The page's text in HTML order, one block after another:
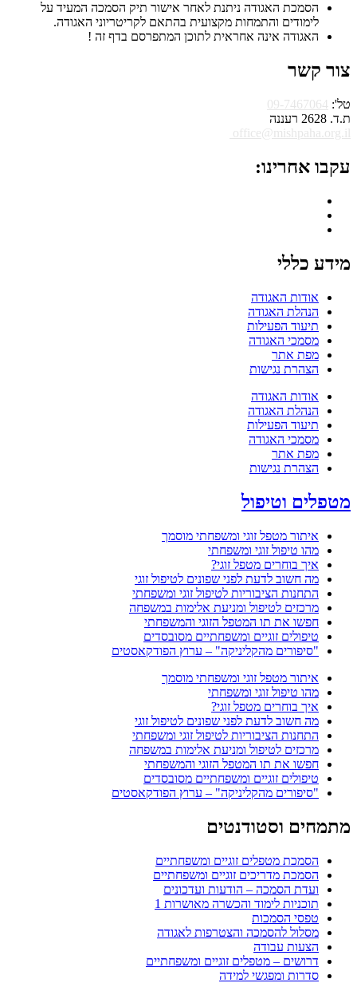
הסמכת האגודה ניתנת לאחר אישור תיק הסמכה המעיד על
לימודים והתמחות מקצועית בהתאם לקריטריוני האגודה.
האגודה אינה אחראית לתוכן המתפרסם בדף זה !
צור קשר
טל': 09-7467064
ת.ד. 2628 רעננה
office@mishpaha.org.il
עקבו אחרינו:
מידע כללי
אודות האגודה
הנהלת האגודה
תיעוד הפעילות
מסמכי האגודה
מפת אתר
הצהרת נגישות
אודות האגודה
הנהלת האגודה
תיעוד הפעילות
מסמכי האגודה
מפת אתר
הצהרת נגישות
מטפלים וטיפול
איתור מטפל זוגי ומשפחתי מוסמך
מהו טיפול זוגי ומשפחתי
איך בוחרים מטפל זוגי?
מה חשוב לדעת לפני שפונים לטיפול זוגי
התחנות הציבוריות לטיפול זוגי ומשפחתי
מרכזים לטיפול ומניעת אלימות במשפחה
חפשו את תו המטפל הזוגי והמשפחתי
טיפולים זוגיים ומשפחתיים מסובסדים
"סיפורים מהקליניקה" – ערוץ הפודקאסטים
איתור מטפל זוגי ומשפחתי מוסמך
מהו טיפול זוגי ומשפחתי
איך בוחרים מטפל זוגי?
מה חשוב לדעת לפני שפונים לטיפול זוגי
התחנות הציבוריות לטיפול זוגי ומשפחתי
מרכזים לטיפול ומניעת אלימות במשפחה
חפשו את תו המטפל הזוגי והמשפחתי
טיפולים זוגיים ומשפחתיים מסובסדים
"סיפורים מהקליניקה" – ערוץ הפודקאסטים
מתמחים וסטודנטים
הסמכת מטפלים זוגיים ומשפחתיים
הסמכת מדריכים זוגיים ומשפחתיים
ועדת הסמכה – הודעות ועדכונים
תוכניות לימוד והכשרה מאושרות 1
טפסי הסמכות
מסלול להסמכה והצטרפות לאגודה
הצעות עבודה
דרושים – מטפלים זוגיים ומשפחתיים
סדרות ומפגשי למידה